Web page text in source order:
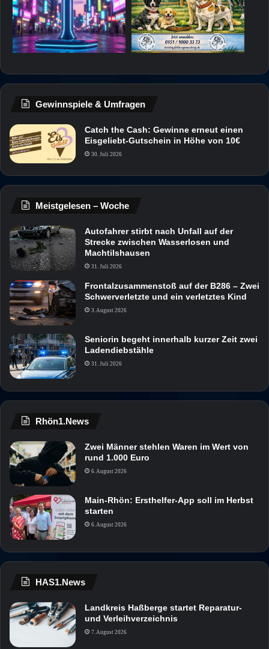
Gewinnspiele & Umfragen
Catch the Cash: Gewinne erneut einen
Eisgeliebt-Gutschein in Höhe von 10€
30. Juli 2026
Meistgelesen – Woche
Autofahrer stirbt nach Unfall auf der
Strecke zwischen Wasserlosen und
Machtilshausen
31. Juli 2026
Frontalzusammenstoß auf der B286 – Zwei
Schwerverletzte und ein verletztes Kind
3. August 2026
Seniorin begeht innerhalb kurzer Zeit zwei
Ladendiebstähle
31. Juli 2026
Rhön1.News
Zwei Männer stehlen Waren im Wert von
rund 1.000 Euro
6. August 2026
Main-Rhön: Ersthelfer-App soll im Herbst
starten
6. August 2026
HAS1.News
Landkreis Haßberge startet Reparatur-
und Verleihverzeichnis
7. August 2026